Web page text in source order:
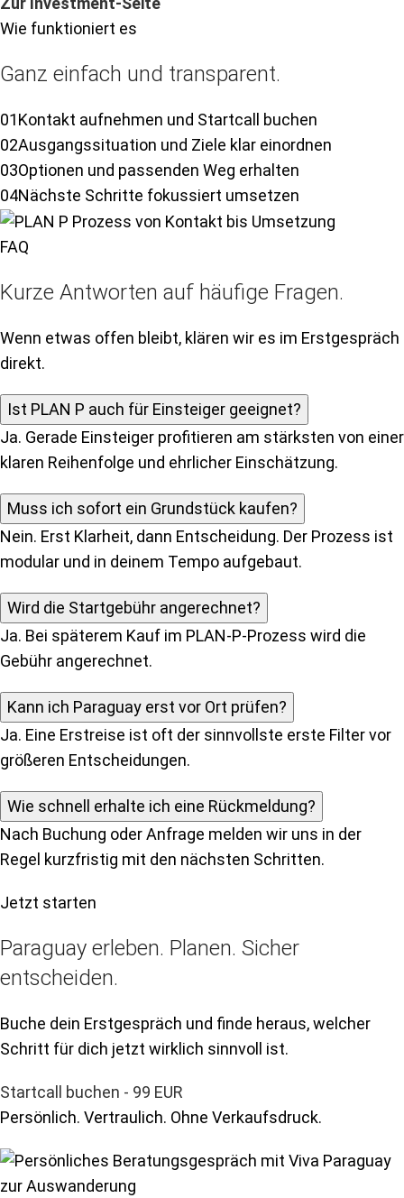
Wie funktioniert es
Ganz einfach und transparent.
01Kontakt aufnehmen und Startcall buchen
02Ausgangssituation und Ziele klar einordnen
03Optionen und passenden Weg erhalten
04Nächste Schritte fokussiert umsetzen
FAQ
Kurze Antworten auf häufige Fragen.
Wenn etwas offen bleibt, klären wir es im Erstgespräch
direkt.
Ist PLAN P auch für Einsteiger geeignet?
Ja. Gerade Einsteiger profitieren am stärksten von einer
klaren Reihenfolge und ehrlicher Einschätzung.
Muss ich sofort ein Grundstück kaufen?
Nein. Erst Klarheit, dann Entscheidung. Der Prozess ist
modular und in deinem Tempo aufgebaut.
Wird die Startgebühr angerechnet?
Ja. Bei späterem Kauf im PLAN-P-Prozess wird die
Gebühr angerechnet.
Kann ich Paraguay erst vor Ort prüfen?
Ja. Eine Erstreise ist oft der sinnvollste erste Filter vor
größeren Entscheidungen.
Wie schnell erhalte ich eine Rückmeldung?
Nach Buchung oder Anfrage melden wir uns in der
Regel kurzfristig mit den nächsten Schritten.
Jetzt starten
Paraguay erleben. Planen. Sicher
entscheiden.
Buche dein Erstgespräch und finde heraus, welcher
Schritt für dich jetzt wirklich sinnvoll ist.
Startcall buchen - 99 EUR
Persönlich. Vertraulich. Ohne Verkaufsdruck.